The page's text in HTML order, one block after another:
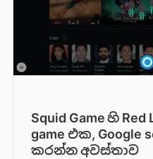
Squid Game හි Red
game එක, Google
කරන්න අවස්තාව